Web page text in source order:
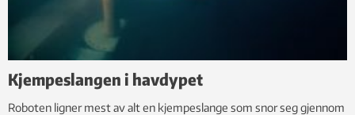
Kjempeslangen i havdypet
Roboten ligner mest av alt en kjempeslange som snor seg gjennom